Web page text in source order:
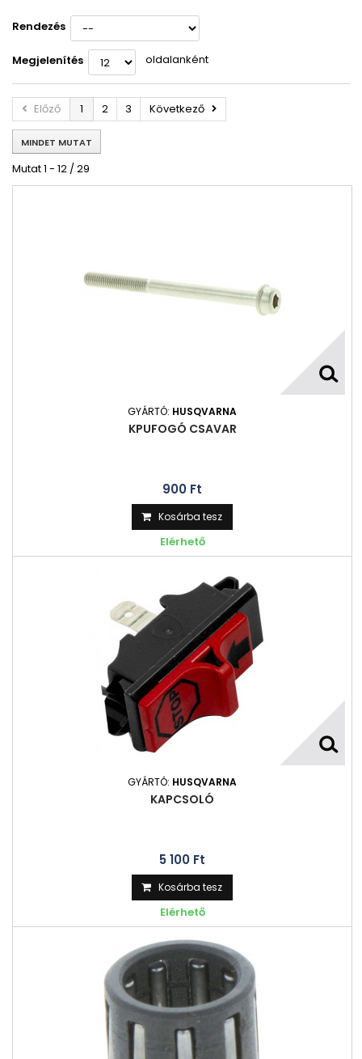
Rendezés
Megjelenítés oldalanként
Előző 1 2 3 Következő
MINDET MUTAT
Mutat 1 - 12 / 29
GYÁRTÓ: HUSQVARNA
KPUFOGÓ CSAVAR
900 Ft‎
Kosárba tesz
Elérhető
GYÁRTÓ: HUSQVARNA
KAPCSOLÓ
5 100 Ft‎
Kosárba tesz
Elérhető